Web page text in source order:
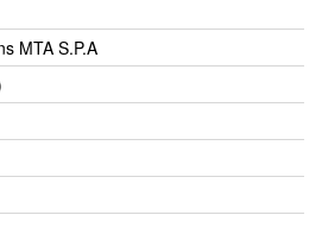
MTA S.P.A